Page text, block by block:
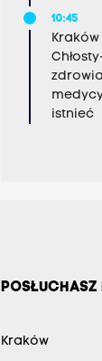
10:45
istnieć
POSŁUCHASZ
Kraków